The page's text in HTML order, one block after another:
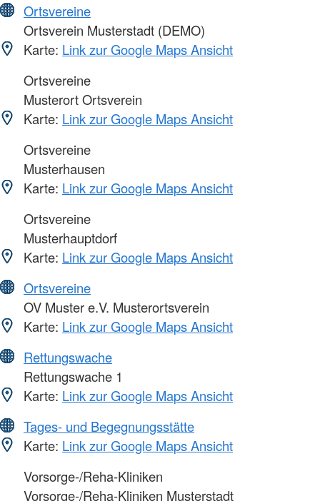
Ortsvereine
Ortsverein Musterstadt (DEMO)
Karte: Link zur Google Maps Ansicht
Ortsvereine
Musterort Ortsverein
Karte: Link zur Google Maps Ansicht
Ortsvereine
Musterhausen
Karte: Link zur Google Maps Ansicht
Ortsvereine
Musterhauptdorf
Karte: Link zur Google Maps Ansicht
Ortsvereine
OV Muster e.V. Musterortsverein
Karte: Link zur Google Maps Ansicht
Rettungswache
Rettungswache 1
Karte: Link zur Google Maps Ansicht
Tages- und Begegnungsstätte
Karte: Link zur Google Maps Ansicht
Vorsorge-/Reha-Kliniken
Vorsorge-/Reha-Kliniken Musterstadt